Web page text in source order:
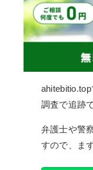
調査で追跡
弁護士や警
すので、ま